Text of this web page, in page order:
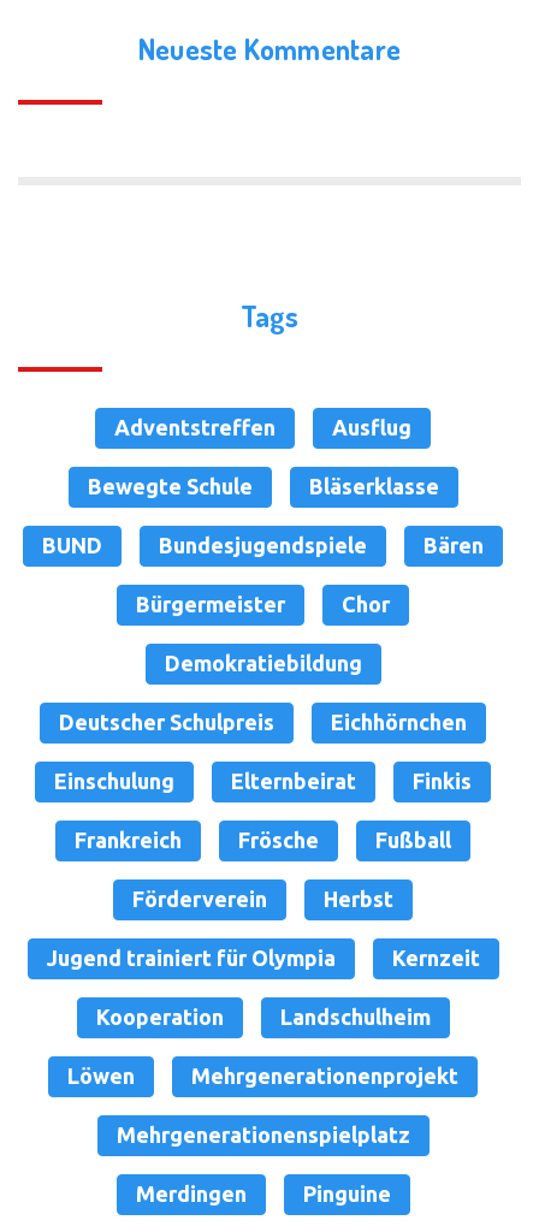
Neueste Kommentare
Tags
Adventstreffen Ausflug
Bewegte Schule Bläserklasse
BUND Bundesjugendspiele Bären
Bürgermeister Chor
Demokratiebildung
Deutscher Schulpreis Eichhörnchen
Einschulung Elternbeirat Finkis
Frankreich Frösche Fußball
Förderverein Herbst
Jugend trainiert für Olympia Kernzeit
Kooperation Landschulheim
Löwen Mehrgenerationenprojekt
Mehrgenerationenspielplatz
Merdingen Pinguine